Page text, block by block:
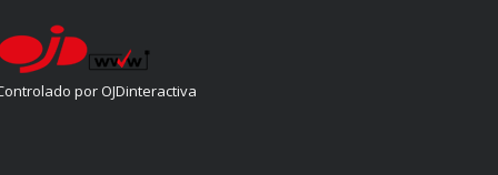
por OJDinteractiva